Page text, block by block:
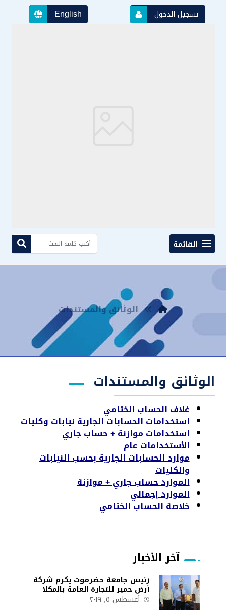
English تسجيل الدخول
القائمة
الوثائق والمستندات
الوثائق والمستندات
غلاف الحساب الختامي
استخدامات الحسابات الجارية نيابات وكليات
استخدامات موازنة + حساب جاري
الأستخدامات عام
موارد الحسابات الجارية بحسب النيابات
والكليات
الموارد حساب جاري + موازنة
الموارد إجمالي
خلاصة الحساب الختامي
آخر الأخبار
رئيس جامعة حضرموت يكرم شركة
أرض حمير للتجارة العامة بالمكلا
أغسطس ٥, ٢٠١٩